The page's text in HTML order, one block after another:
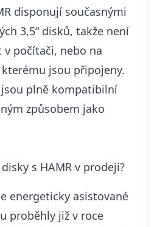
disponují současnými
3,5“ disků, takže není
počítači, nebo na
jsou připojeny.
jsou plně kompatibilní
způsobem jako
s HAMR v prodeji?
energeticky asistované
proběhly již v roce